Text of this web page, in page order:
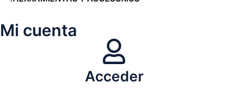
Mi cuenta
Acceder